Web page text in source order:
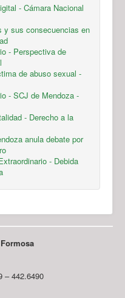
- Cámara Nacional
y sus consecuencias en
- Perspectiva de
de abuso sexual -
- SCJ de Mendoza -
- Derecho a la
anula debate por
- Debida
– 442.6490